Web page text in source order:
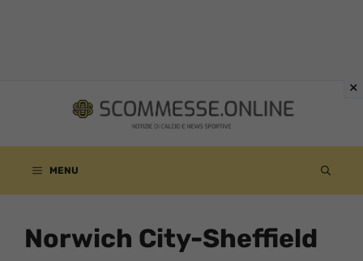
contenuto
MENU
Norwich City-Sheffield